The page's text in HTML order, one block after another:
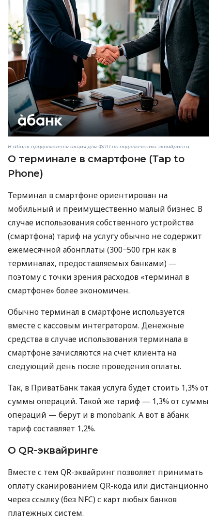
В àбанк продолжается акция для ФЛП по подключению эквайринга
О терминале в смартфоне (Tap to
Phone)
Терминал в смартфоне ориентирован на
мобильный и преимущественно малый бизнес. В
случае использования собственного устройства
(смартфона) тариф на услугу обычно не содержит
ежемесячной абонплаты (300−500 грн как в
терминалах, предоставляемых банками) —
поэтому с точки зрения расходов «терминал в
смартфоне» более экономичен.
Обычно терминал в смартфоне используется
вместе с кассовым интегратором. Денежные
средства в случае использования терминала в
смартфоне зачисляются на счет клиента на
следующий день после проведения оплаты.
Так, в ПриватБанк такая услуга будет стоить 1,3% от
суммы операций. Такой же тариф — 1,3% от суммы
операций — берут и в monobank. А вот в àбанк
тариф составляет 1,2%.
О QR-эквайринге
Вместе с тем QR-эквайринг позволяет принимать
оплату сканированием QR-кода или дистанционно
через ссылку (без NFC) с карт любых банков
платежных систем.